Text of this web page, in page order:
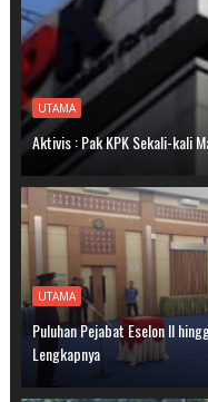
UTAMA
Aktivis : Pak KPK Sekali-kali
UTAMA
Puluhan Pejabat Eselon II
Lengkapnya